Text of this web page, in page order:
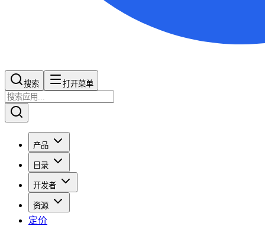
搜索​​​​ 打开菜单
产品
目录
开发者
资源
定价